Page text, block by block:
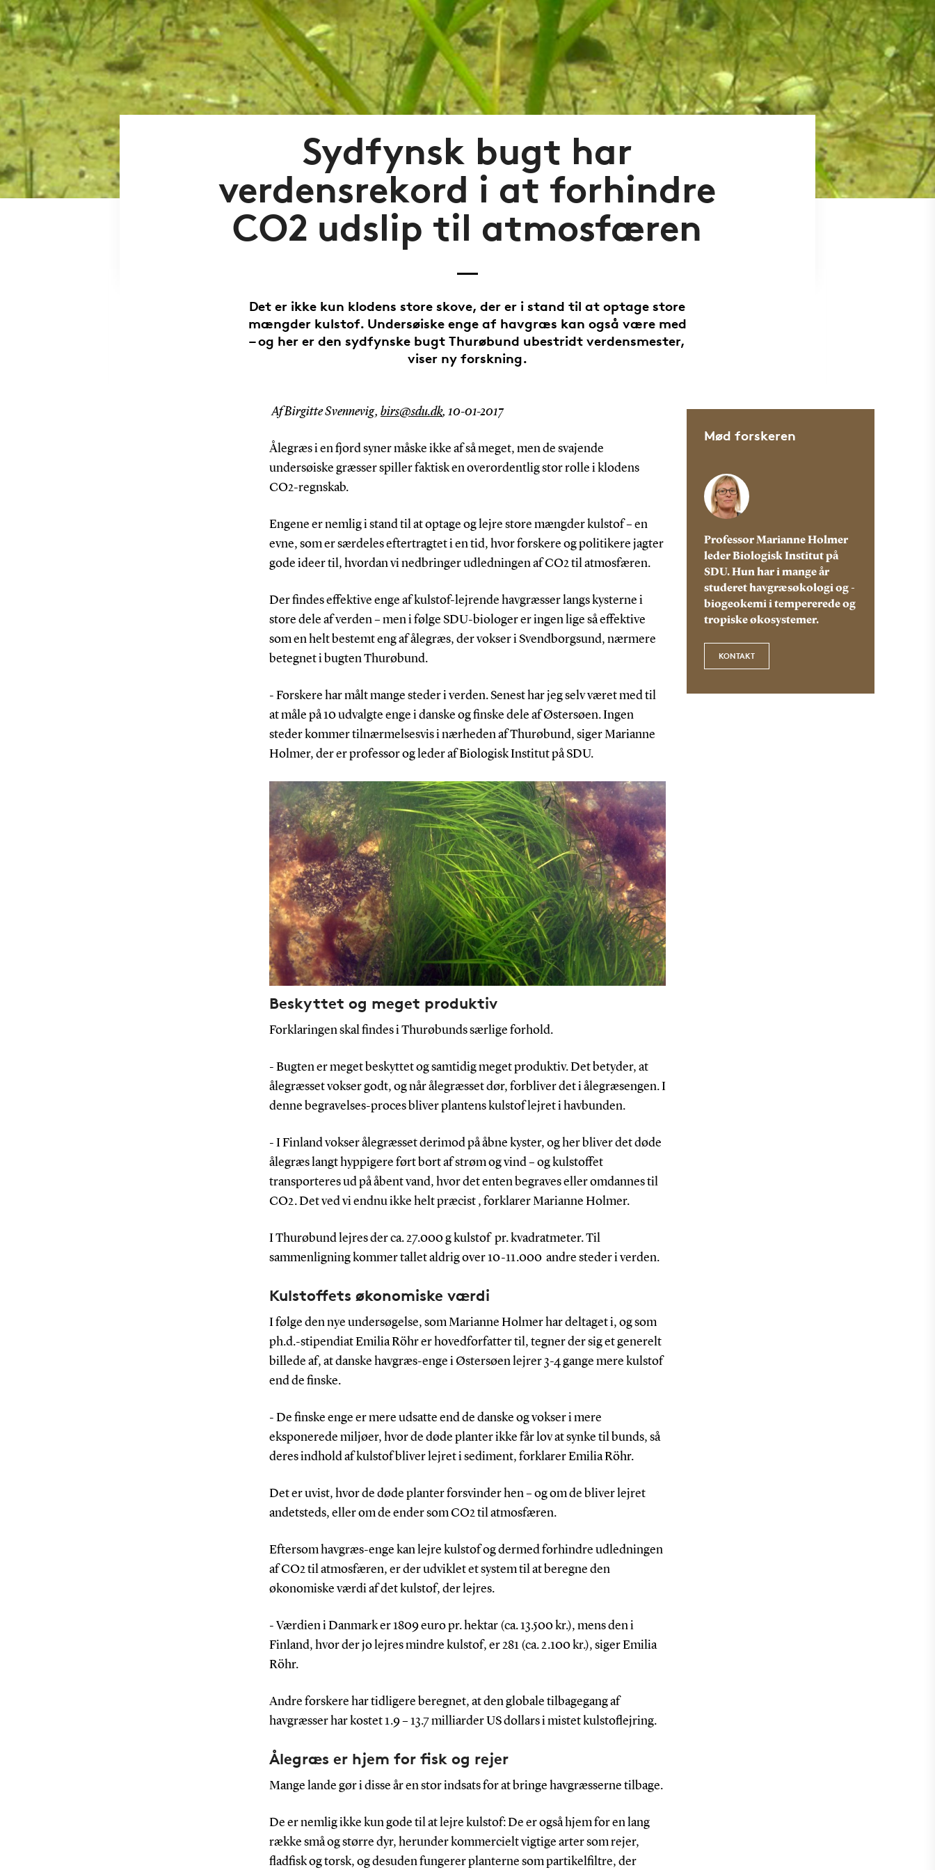
Sydfynsk bugt har
verdensrekord i at forhindre
CO2 udslip til atmosfæren
Det er ikke kun klodens store skove, der er i stand til at optage store
mængder kulstof. Undersøiske enge af havgræs kan også være med
– og her er den sydfynske bugt Thurøbund ubestridt verdensmester,
viser ny forskning.
Af Birgitte Svennevig, birs@sdu.dk, 10-01-2017
Ålegræs i en fjord syner måske ikke af så meget, men de svajende
undersøiske græsser spiller faktisk en overordentlig stor rolle i klodens
CO2-regnskab.
Engene er nemlig i stand til at optage og lejre store mængder kulstof – en
evne, som er særdeles eftertragtet i en tid, hvor forskere og politikere jagter
gode ideer til, hvordan vi nedbringer udledningen af CO2 til atmosfæren.
Der findes effektive enge af kulstof-lejrende havgræsser langs kysterne i
store dele af verden – men i følge SDU-biologer er ingen lige så effektive
som en helt bestemt eng af ålegræs, der vokser i Svendborgsund, nærmere
betegnet i bugten Thurøbund.
- Forskere har målt mange steder i verden. Senest har jeg selv været med til
at måle på 10 udvalgte enge i danske og finske dele af Østersøen. Ingen
steder kommer tilnærmelsesvis i nærheden af Thurøbund, siger Marianne
Holmer, der er professor og leder af Biologisk Institut på SDU.
Beskyttet og meget produktiv
Forklaringen skal findes i Thurøbunds særlige forhold.
- Bugten er meget beskyttet og samtidig meget produktiv. Det betyder, at
ålegræsset vokser godt, og når ålegræsset dør, forbliver det i ålegræsengen. I
denne begravelses-proces bliver plantens kulstof lejret i havbunden.
- I Finland vokser ålegræsset derimod på åbne kyster, og her bliver det døde
ålegræs langt hyppigere ført bort af strøm og vind – og kulstoffet
transporteres ud på åbent vand, hvor det enten begraves eller omdannes til
CO2. Det ved vi endnu ikke helt præcist , forklarer Marianne Holmer.
I Thurøbund lejres der ca. 27.000 g kulstof pr. kvadratmeter. Til
sammenligning kommer tallet aldrig over 10-11.000 andre steder i verden.
Kulstoffets økonomiske værdi
I følge den nye undersøgelse, som Marianne Holmer har deltaget i, og som
ph.d.-stipendiat Emilia Röhr er hovedforfatter til, tegner der sig et generelt
billede af, at danske havgræs-enge i Østersøen lejrer 3-4 gange mere kulstof
end de finske.
- De finske enge er mere udsatte end de danske og vokser i mere
eksponerede miljøer, hvor de døde planter ikke får lov at synke til bunds, så
deres indhold af kulstof bliver lejret i sediment, forklarer Emilia Röhr.
Det er uvist, hvor de døde planter forsvinder hen – og om de bliver lejret
andetsteds, eller om de ender som CO2 til atmosfæren.
Eftersom havgræs-enge kan lejre kulstof og dermed forhindre udledningen
af CO2 til atmosfæren, er der udviklet et system til at beregne den
økonomiske værdi af det kulstof, der lejres.
- Værdien i Danmark er 1809 euro pr. hektar (ca. 13.500 kr.), mens den i
Finland, hvor der jo lejres mindre kulstof, er 281 (ca. 2.100 kr.), siger Emilia
Röhr.
Andre forskere har tidligere beregnet, at den globale tilbagegang af
havgræsser har kostet 1.9 – 13.7 milliarder US dollars i mistet kulstoflejring.
Ålegræs er hjem for fisk og rejer
Mange lande gør i disse år en stor indsats for at bringe havgræsserne tilbage.
De er nemlig ikke kun gode til at lejre kulstof: De er også hjem for en lang
række små og større dyr, herunder kommercielt vigtige arter som rejer,
fladfisk og torsk, og desuden fungerer planterne som partikelfiltre, der
Mød forskeren
Professor Marianne Holmer
leder Biologisk Institut på
SDU. Hun har i mange år
studeret havgræsøkologi og -
biogeokemi i tempererede og
tropiske økosystemer.
KONTAKT